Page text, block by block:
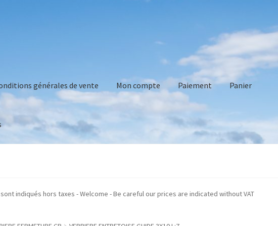
générales de vente Mon compte Paiement Panier
de vente
prix sont indiqués hors taxes - Welcome - Be careful our prices are indicated without VAT